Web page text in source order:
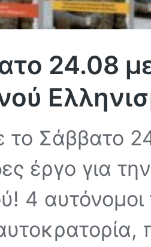
24.08
Σάββατο
έργο για
4 αυτόνομοι